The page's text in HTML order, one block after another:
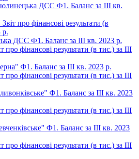
ДСС Ф1. Баланс за ІІІ кв.
про фінансові результати (в
р.
ДСС Ф1. Баланс за ІІІ кв. 2023 р.
про фінансові результати (в тис.) за ІІІ
Ф1. Баланс за ІІІ кв. 2023 р.
про фінансові результати (в тис.) за ІІІ
Ф1. Баланс за ІІІ кв. 2023
про фінансові результати (в тис.) за ІІІ
Ф1. Баланс за ІІІ кв. 2023
про фінансові результати (в тис.) за ІІІ